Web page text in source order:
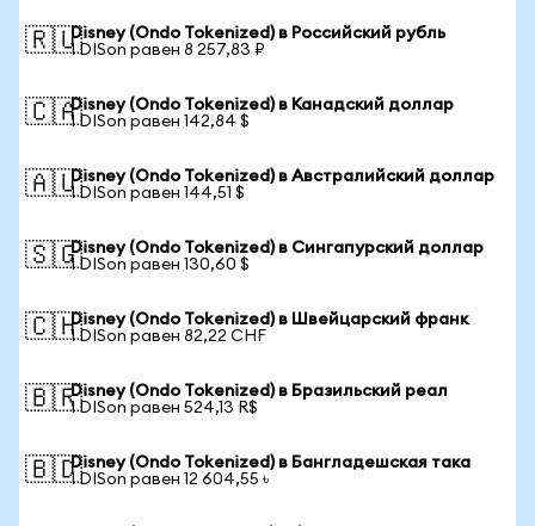
🇷🇺Disney (Ondo Tokenized) в Российский рубль
1 DISon равен 8 257,83 ₽
🇨🇦Disney (Ondo Tokenized) в Канадский доллар
1 DISon равен 142,84 $
🇦🇺Disney (Ondo Tokenized) в Австралийский доллар
1 DISon равен 144,51 $
🇸🇬Disney (Ondo Tokenized) в Сингапурский доллар
1 DISon равен 130,60 $
🇨🇭Disney (Ondo Tokenized) в Швейцарский франк
1 DISon равен 82,22 CHF
🇧🇷Disney (Ondo Tokenized) в Бразильский реал
1 DISon равен 524,13 R$
🇧🇩Disney (Ondo Tokenized) в Бангладешская така
1 DISon равен 12 604,55 ৳